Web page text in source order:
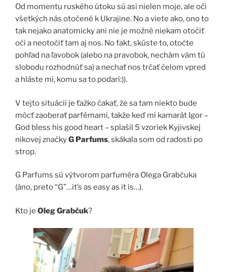
Od momentu ruského útoku sú asi nielen moje, ale oči
všetkých nás otočené k Ukrajine. No a viete ako, ono to
tak nejako anatomicky ani nie je možné niekam otočiť
oči a neotočiť tam aj nos. No fakt, skúste to, otočte
pohľad na ľavobok (alebo na pravobok, nechám vám tú
slobodu rozhodnúť sa) a nechať nos trčať čelom vpred
a hláste mi, komu sa to podarí:)).
V tejto situácii je ťažko čakať, že sa tam niekto bude
môcť zaoberať parfémami, takže keď mi kamarát Igor –
God bless his good heart – splašil 5 vzoriek Kyjivskej
nikovej značkyG Parfums, skákala som od radosti po
strop.
G Parfums sú výtvorom parfuméra Olega Grabčuka
(áno, preto “G”…it’s as easy as it is…).
Kto je Oleg Grabčuk?